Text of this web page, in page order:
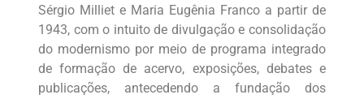
Sérgio Milliet e Maria Eugênia Franco a partir de
1943, com o intuito de divulgação e consolidação
do modernismo por meio de programa integrado
de formação de acervo, exposições, debates e
publicações, antecedendo a fundação dos